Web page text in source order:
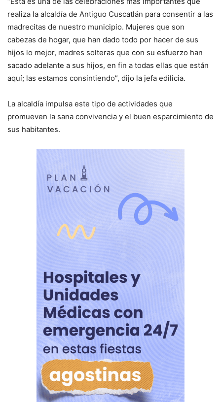
realiza la alcaldía de Antiguo Cuscatlán para consentir a las
madrecitas de nuestro municipio. Mujeres que son
cabezas de hogar, que han dado todo por hacer de sus
hijos lo mejor, madres solteras que con su esfuerzo han
sacado adelante a sus hijos, en fin a todas ellas que están
aquí; las estamos consintiendo”, dijo la jefa edilicia.
La alcaldía impulsa este tipo de actividades que
promueven la sana convivencia y el buen esparcimiento de
sus habitantes.